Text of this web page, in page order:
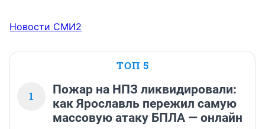
Новости СМИ2
ТОП 5
1
Пожар на НПЗ ликвидировали:
как Ярославль пережил самую
массовую атаку БПЛА — онлайн